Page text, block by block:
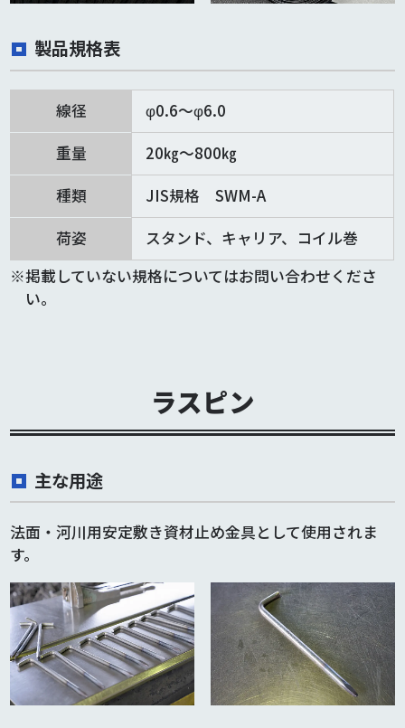
製品規格表
線径
φ0.6～φ6.0
重量
20㎏～800㎏
種類
JIS規格 SWM-A
荷姿
スタンド、キャリア、コイル巻
掲載していない規格についてはお問い合わせくださ
い。
ラスピン
主な用途
法面・河川用安定敷き資材止め金具として使用されま
す。